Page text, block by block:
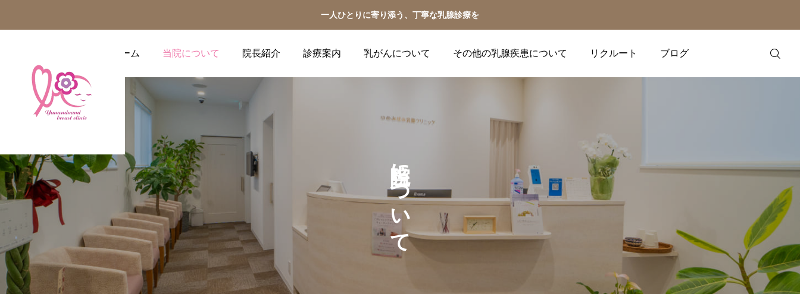
一人ひとりに寄り添う、丁寧な乳腺診療を
ホーム 当院について 院長紹介 診療案内 乳がんについて その他の乳腺疾患について リクルート ブログ
療時間内）
診療時間外
友だち追加
当院について